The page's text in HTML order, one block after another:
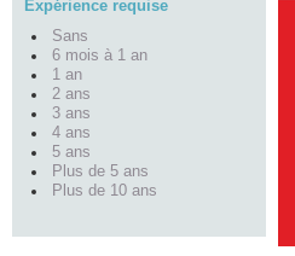
Expérience requise
Sans
6 mois à 1 an
1 an
2 ans
3 ans
4 ans
5 ans
Plus de 5 ans
Plus de 10 ans